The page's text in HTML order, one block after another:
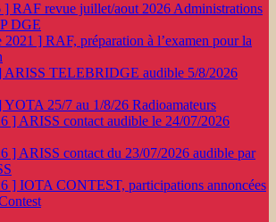
] RAF revue juillet/aout 2026 Administrations
DGE
2021 ] RAF, préparation à l’examen pour la
ARISS TELEBRIDGE audible 5/8/2026
YOTA 25/7 au 1/8/26 Radioamateurs
] ARISS contact audible le 24/07/2026
] ARISS contact du 23/07/2026 audible par
] IOTA CONTEST, participations annoncées